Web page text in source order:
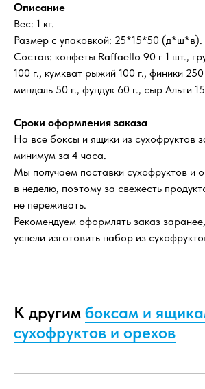
Описание
Вес: 1 кг.
Размер с упаковкой: 25*15*50 (д*ш*в).
Состав: конфеты Raffaello 90 г 1 шт.,
100 г., кумкват рыжий 100 г., финики 250
миндаль 50 г., фундук 60 г., сыр Альти
Сроки оформления заказа
На все боксы и ящики из сухофруктов
минимум за 4 часа.
Мы получаем поставки сухофруктов и
в неделю, поэтому за свежесть
не переживать.
Рекомендуем оформлять заказ
успели изготовить набор из
К другим боксам и
сухофруктов и орехов